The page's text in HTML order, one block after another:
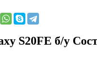
S20FE б/у